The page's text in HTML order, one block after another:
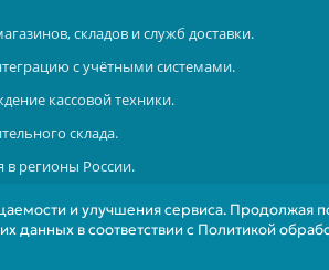
и улучшения сервиса. Продолжая
данных в соответствии с Политикой
складов и служб доставки.
с учётными системами.
кассовой техники.
склада.
в регионы России.